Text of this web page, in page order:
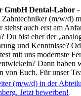
GmbH Dental-Labor -
(m/w/d)
stehst auch erst am
Du bist eher der
und Kenntnisse?
mit uns modernste
Dann haben
von Euch. Für unser